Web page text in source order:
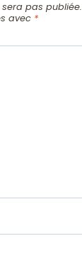
pas publiée.
avec *